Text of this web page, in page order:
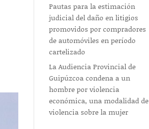
Pautas para la estimación
judicial del daño en litigios
promovidos por compradores
de automóviles en período
cartelizado
La Audiencia Provincial de
Guipúzcoa condena a un
hombre por violencia
económica, una modalidad de
violencia sobre la mujer